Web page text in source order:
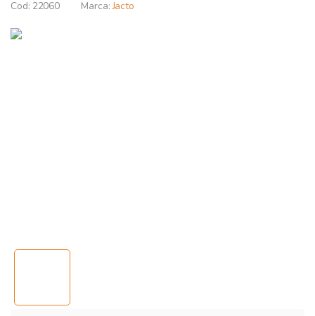
22060 Jacto